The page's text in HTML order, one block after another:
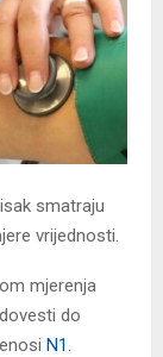
smatraju
vrijednosti.
mjerenja
do
N1.